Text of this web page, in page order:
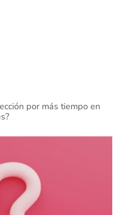
por más tiempo en